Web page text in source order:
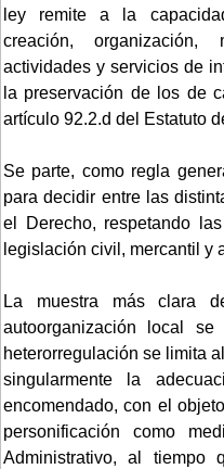
ley remite a la
creación,
actividades y servicios de
la preservación de los de
artículo 92.2.d del Estatuto
Se parte, como regla
para decidir entre las
el Derecho, respetando
legislación civil, mercantil y
La muestra más clara
autoorganización local
heterorregulación se limita
singularmente la
encomendado, con el
personificación como
Administrativo, al